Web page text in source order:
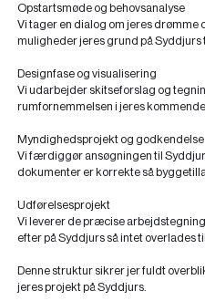
Opstartsmøde og behovsanalyse
Vi tager en dialog om jeres drømme
muligheder jeres grund på Syddjurs
Designfase og visualisering
Vi udarbejder skitseforslag og
rumfornemmelsen i jeres
Myndighedsprojekt og godkendelse
Vi færdiggør ansøgningen til
dokumenter er korrekte så
Udførelsesprojekt
Vi leverer de præcise
efter på Syddjurs så intet overlades
Denne struktur sikrer jer fuldt
jeres projekt på Syddjurs.